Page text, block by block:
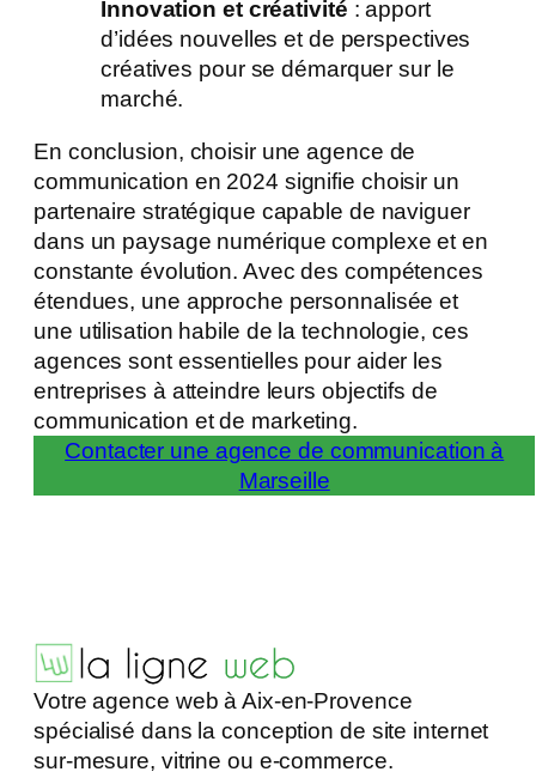
Innovation et créativité : apport
d’idées nouvelles et de perspectives
créatives pour se démarquer sur le
marché.
En conclusion, choisir une agence de
communication en 2024 signifie choisir un
partenaire stratégique capable de naviguer
dans un paysage numérique complexe et en
constante évolution. Avec des compétences
étendues, une approche personnalisée et
une utilisation habile de la technologie, ces
agences sont essentielles pour aider les
entreprises à atteindre leurs objectifs de
communication et de marketing.
Contacter une agence de communication à
Marseille
Votre agence web à Aix-en-Provence
spécialisé dans la conception de site internet
sur-mesure, vitrine ou e-commerce.